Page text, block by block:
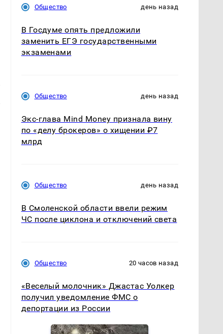
Общество день назад
В Госдуме опять предложили
заменить ЕГЭ государственными
экзаменами
Общество день назад
Экс-глава Mind Money признала вину
по «делу брокеров» о хищении ₽7
млрд
Общество день назад
В Смоленской области ввели режим
ЧС после циклона и отключений света
Общество 20 часов назад
«Веселый молочник» Джастас Уолкер
получил уведомление ФМС о
депортации из России